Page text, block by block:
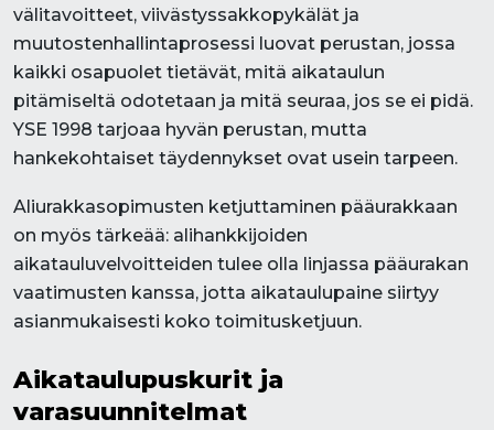
välitavoitteet, viivästyssakkopykälät ja
muutostenhallintaprosessi luovat perustan, jossa
kaikki osapuolet tietävät, mitä aikataulun
pitämiseltä odotetaan ja mitä seuraa, jos se ei pidä.
YSE 1998 tarjoaa hyvän perustan, mutta
hankekohtaiset täydennykset ovat usein tarpeen.
Aliurakkasopimusten ketjuttaminen pääurakkaan
on myös tärkeää: alihankkijoiden
aikatauluvelvoitteiden tulee olla linjassa pääurakan
vaatimusten kanssa, jotta aikataulupaine siirtyy
asianmukaisesti koko toimitusketjuun.
Aikataulupuskurit ja
varasuunnitelmat